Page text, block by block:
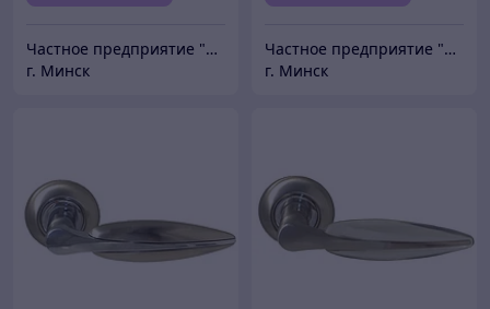
Частное предприятие "Сибалок"
г. Минск
Частное предприятие "Сибалок"
г. Минск